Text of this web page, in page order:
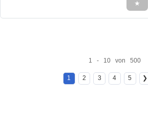
★
1 - 10 von 500
1 2 3 4 5 ❯